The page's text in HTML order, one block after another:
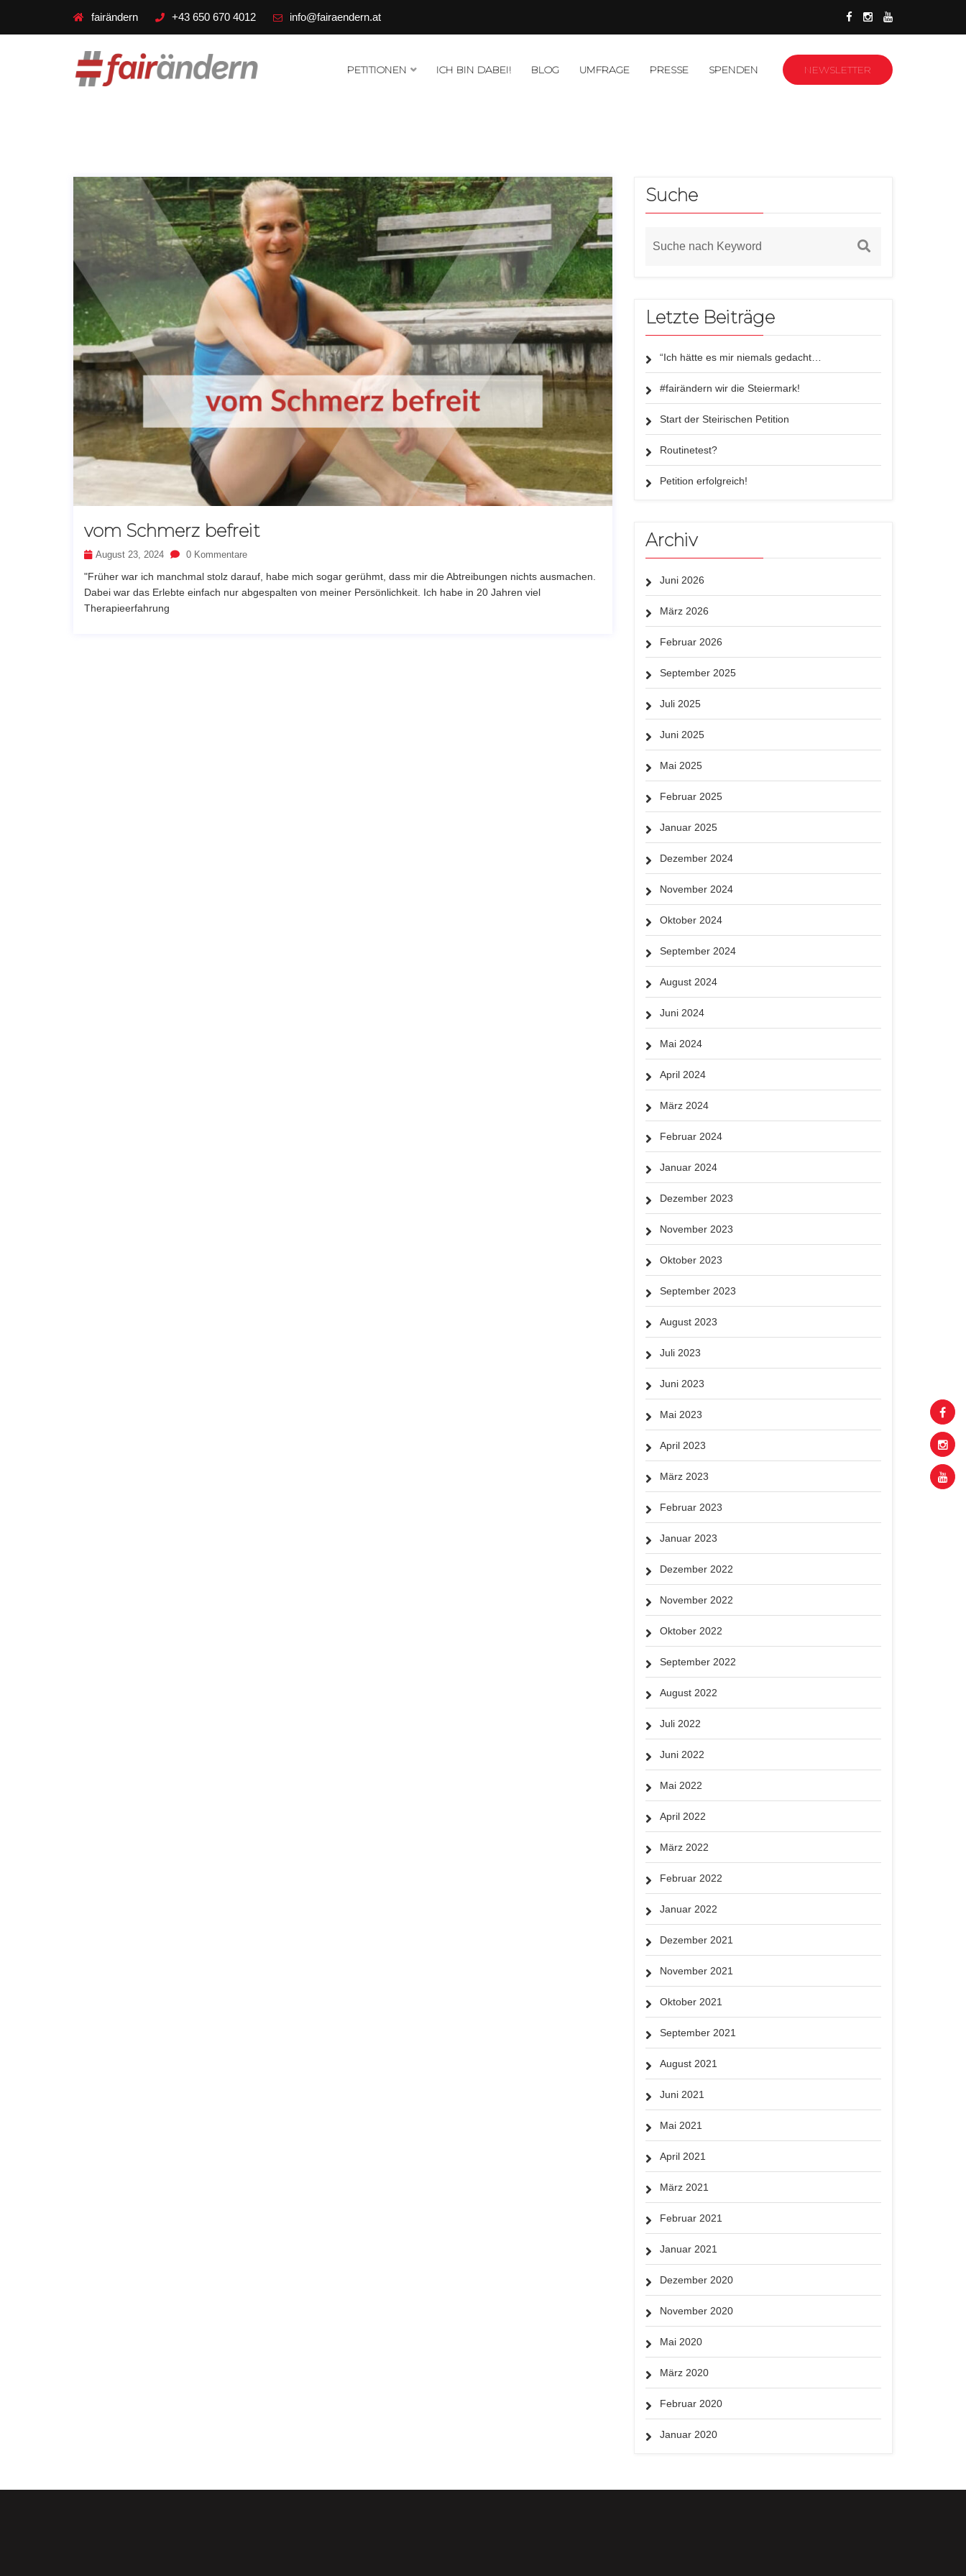
fairändern +43 650 670 4012 info@fairaendern.at
PETITIONEN ICH BIN DABEI! BLOG UMFRAGE PRESSE SPENDEN NEWSLETTER
vom Schmerz befreit
August 23, 2024 0 Kommentare
"Früher war ich manchmal stolz darauf, habe mich sogar gerühmt, dass mir die Abtreibungen nichts ausmachen.
Dabei war das Erlebte einfach nur abgespalten von meiner Persönlichkeit. Ich habe in 20 Jahren viel
Therapieerfahrung
Suche
Letzte Beiträge
“Ich hätte es mir niemals gedacht…
#fairändern wir die Steiermark!
Start der Steirischen Petition
Routinetest?
Petition erfolgreich!
Archiv
Juni 2026
März 2026
Februar 2026
September 2025
Juli 2025
Juni 2025
Mai 2025
Februar 2025
Januar 2025
Dezember 2024
November 2024
Oktober 2024
September 2024
August 2024
Juni 2024
Mai 2024
April 2024
März 2024
Februar 2024
Januar 2024
Dezember 2023
November 2023
Oktober 2023
September 2023
August 2023
Juli 2023
Juni 2023
Mai 2023
April 2023
März 2023
Februar 2023
Januar 2023
Dezember 2022
November 2022
Oktober 2022
September 2022
August 2022
Juli 2022
Juni 2022
Mai 2022
April 2022
März 2022
Februar 2022
Januar 2022
Dezember 2021
November 2021
Oktober 2021
September 2021
August 2021
Juni 2021
Mai 2021
April 2021
März 2021
Februar 2021
Januar 2021
Dezember 2020
November 2020
Mai 2020
März 2020
Februar 2020
Januar 2020